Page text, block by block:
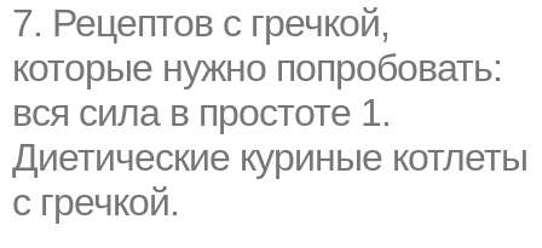
7. Рецептов с гречкой,
которые нужно попробовать:
вся сила в простоте 1.
Диетические куриные котлеты
с гречкой.